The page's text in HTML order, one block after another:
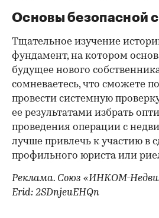
Основы безопасной
Тщательное изучение
фундамент, на котором
будущее нового
сомневаетесь, что сможете
провести системную
ее результатами избрать
проведения операции с
лучше привлечь к участию в
профильного юриста или
Реклама. Союз «ИНКОМ-
Erid: 2SDnjeuEHQn